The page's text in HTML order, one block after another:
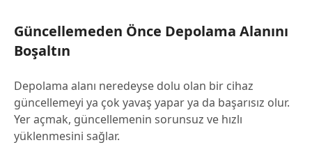
Güncellemeden Önce Depolama Alanını
Boşaltın
Depolama alanı neredeyse dolu olan bir cihaz
güncellemeyi ya çok yavaş yapar ya da başarısız olur.
Yer açmak, güncellemenin sorunsuz ve hızlı
yüklenmesini sağlar.